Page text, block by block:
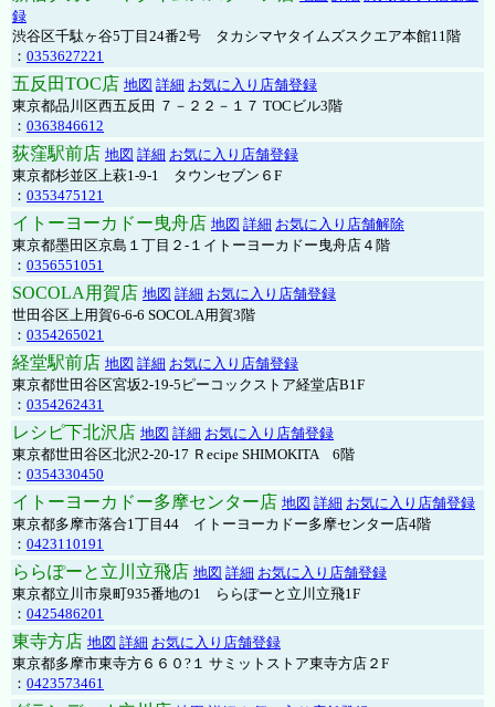
録
渋谷区千駄ヶ谷5丁目24番2号 タカシマヤタイムズスクエア本館11階
： 0353627221
五反田TOC店 地図 詳細 お気に入り店舗登録
東京都品川区西五反田 ７－２２－１７ TOCビル3階
： 0363846612
荻窪駅前店 地図 詳細 お気に入り店舗登録
東京都杉並区上萩1-9-1 タウンセブン６F
： 0353475121
イトーヨーカドー曳舟店 地図 詳細 お気に入り店舗解除
東京都墨田区京島１丁目２-１イトーヨーカドー曳舟店４階
： 0356551051
SOCOLA用賀店 地図 詳細 お気に入り店舗登録
世田谷区上用賀6-6-6 SOCOLA用賀3階
： 0354265021
経堂駅前店 地図 詳細 お気に入り店舗登録
東京都世田谷区宮坂2-19-5ピーコックストア経堂店B1F
： 0354262431
レシピ下北沢店 地図 詳細 お気に入り店舗登録
東京都世田谷区北沢2-20-17 Ｒecipe SHIMOKITA 6階
： 0354330450
イトーヨーカドー多摩センター店 地図 詳細 お気に入り店舗登録
東京都多摩市落合1丁目44 イトーヨーカドー多摩センター店4階
： 0423110191
ららぽーと立川立飛店 地図 詳細 お気に入り店舗登録
東京都立川市泉町935番地の1 ららぽーと立川立飛1F
： 0425486201
東寺方店 地図 詳細 お気に入り店舗登録
東京都多摩市東寺方６６０?１ サミットストア東寺方店２F
： 0423573461